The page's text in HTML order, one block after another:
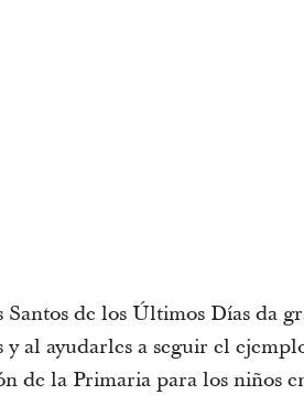
Santos de los Últimos Días da
al ayudarles a seguir el
de la Primaria para los niños